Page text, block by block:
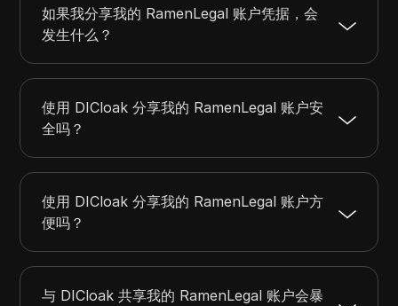
如果我分享我的 RamenLegal 账户凭据，会
发生什么？
使用 DICloak 分享我的 RamenLegal 账户安
全吗？
使用 DICloak 分享我的 RamenLegal 账户方
便吗？
与 DICloak 共享我的 RamenLegal 账户会暴